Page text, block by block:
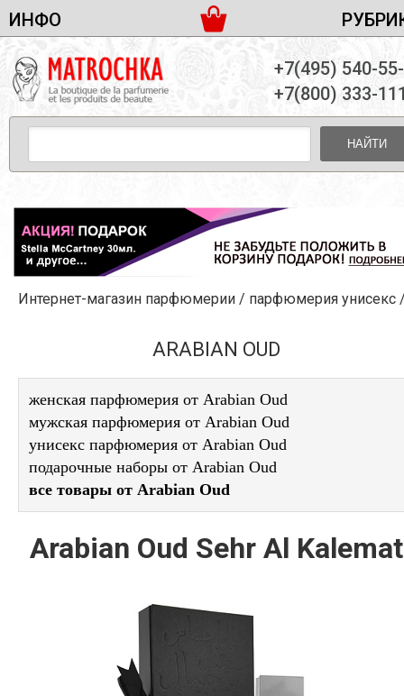
ИНФО
ДОСТАВКА И ОПЛАТА
ПАРТНЕРСТВО
КОНТАКТЫ
ЖЕНСКАЯ ПАРФЮМЕРИЯ
МУЖСКАЯ ПАРФЮМЕРИЯ
УНИСЕКС ПАРФЮМЕРИЯ
ЖЕНСКИЕ НАБОРЫ
МУЖСКИЕ НАБОРЫ
УНИСЕКС НАБОРЫ
УХОД ЗА ЛИЦОМ
УХОД ЗА ТЕЛОМ
ДЕКОРАТИВНАЯ КОСМЕТИКА
+7(495) 540-
+7(800) 333-
НАЙТИ
Интернет-магазин парфюмерии / парфюмерия унисекс
ARABIAN OUD
женская парфюмерия от Arabian Oud
мужская парфюмерия от Arabian Oud
унисекс парфюмерия от Arabian Oud
подарочные наборы от Arabian Oud
все товары от Arabian Oud
Arabian Oud Sehr Al Kalemat